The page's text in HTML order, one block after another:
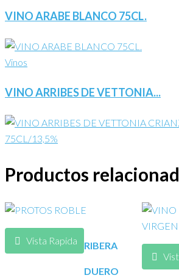
VINO ARABE BLANCO 75CL.
Vinos
VINO ARRIBES DE VETTONIA...
Productos
Vista Rapida RIBERA
DUERO